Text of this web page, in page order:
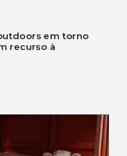
em torno
recurso à